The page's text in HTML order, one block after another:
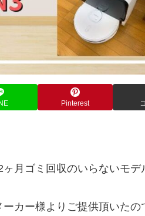
Pinterest
月ゴミ回収のいらないモデ
カー様よりご提供頂いたの